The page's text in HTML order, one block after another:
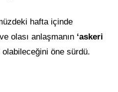
hafta içinde
olası anlaşmanın ‘askeri
olabileceğini öne sürdü.